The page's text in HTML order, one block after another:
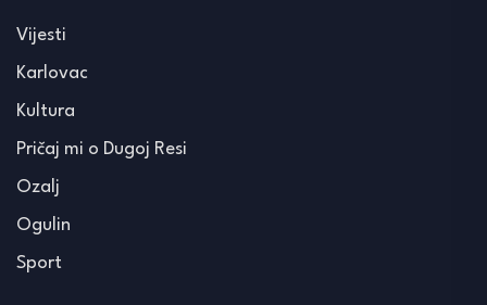
Vijesti
Karlovac
Kultura
Pričaj mi o Dugoj Resi
Ozalj
Ogulin
Sport